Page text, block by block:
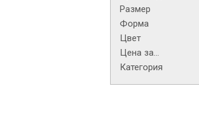
Размер
Форма
Цвет
Цена за...
Категория